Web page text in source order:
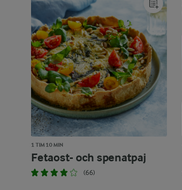
1 TIM 10 MIN
Fetaost- och spenatpaj
(66)